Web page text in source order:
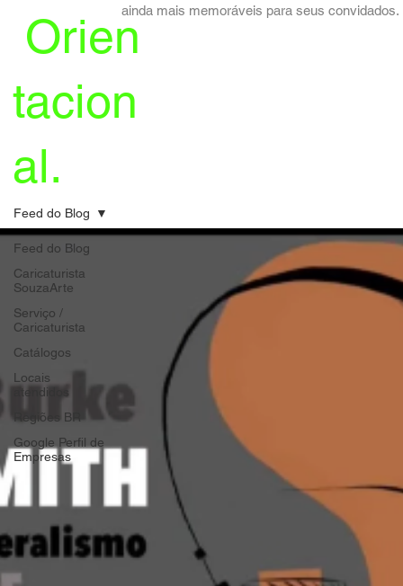
Orien
tacion
al.
ainda mais memoráveis para seus convidados.
Feed do Blog
Caricaturista
SouzaArte
Serviço /
Caricaturista
Catálogos
Locais
atendidos
Regiões BR
Google Perfil de
Empresas
Feed do Blog